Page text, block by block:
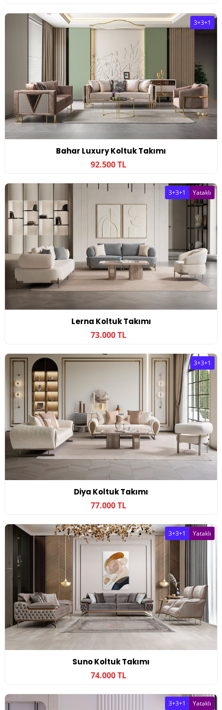
Bahar Luxury Koltuk Takımı
92.500 TL
3+3+1
Lerna Koltuk Takımı
73.000 TL
3+3+1 Yataklı
Diya Koltuk Takımı
77.000 TL
3+3+1
Suno Koltuk Takımı
74.000 TL
3+3+1 Yataklı
3+3+1 Yataklı